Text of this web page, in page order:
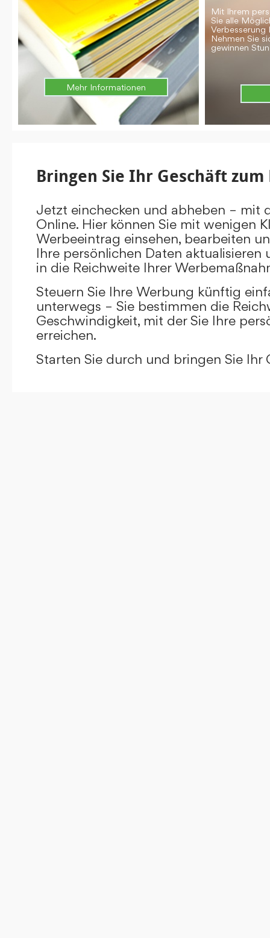
Mehr Informationen
Mit Ihrem
Sie alle
Verbesserung
Nehmen Sie
gewinnen
Bringen Sie Ihr Geschäft zum
Jetzt einchecken und abheben – mit
Online. Hier können Sie mit wenigen
Werbeeintrag einsehen, bearbeiten
Ihre persönlichen Daten aktualisieren
in die Reichweite Ihrer
Steuern Sie Ihre Werbung künftig
unterwegs – Sie bestimmen die
Geschwindigkeit, mit der Sie Ihre
erreichen.
Starten Sie durch und bringen Sie Ihr